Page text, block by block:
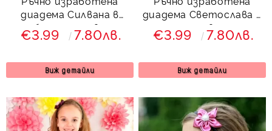
диадема Силвана в
бяло и лилаво
€3.99 7.80лв.
Виж детайли
диадема Светослава в
лилаво
€3.99 7.80лв.
Виж детайли